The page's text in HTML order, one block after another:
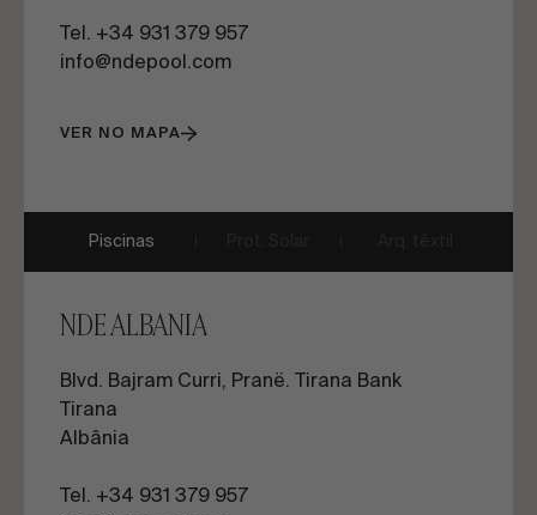
Tel. +34 931 379 957
info@ndepool.com
VER NO MAPA
Piscinas
NDE ALBANIA
Blvd. Bajram Curri, Pranë. Tirana Bank
Tirana
Albânia
Tel. +34 931 379 957